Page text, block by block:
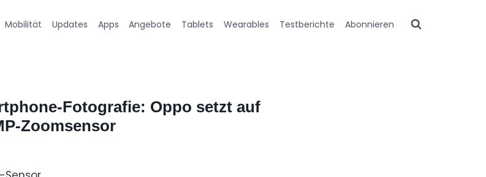
Mobilität Updates Apps Angebote Tablets Wearables Testberichte Abonnieren
Fotografie: Oppo setzt auf
Zoomsensor